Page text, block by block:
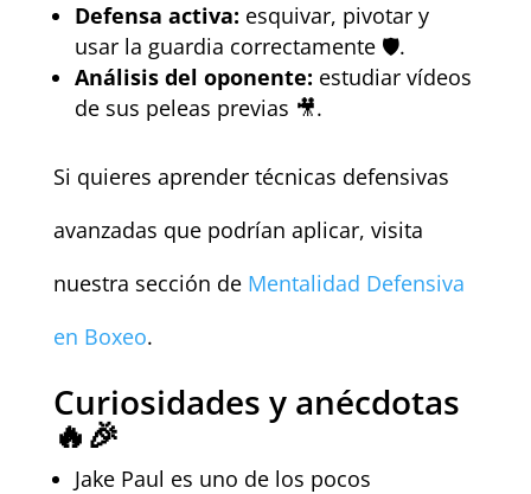
Defensa activa: esquivar, pivotar y
usar la guardia correctamente 🛡️.
Análisis del oponente: estudiar vídeos
de sus peleas previas 🎥.
Si quieres aprender técnicas defensivas
avanzadas que podrían aplicar, visita
nuestra sección de Mentalidad Defensiva
en Boxeo.
Curiosidades y anécdotas
🔥🎉
Jake Paul es uno de los pocos